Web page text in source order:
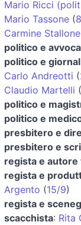
Mario Ricci
Mario Tassone (
Carmine Stallone
politico e
politico e
Carlo Andreotti (
Claudio Martelli (
politico e
politico e
presbitero e
presbitero e
regista e
regista e
Argento (15/9)
regista e
scacchista: Rita